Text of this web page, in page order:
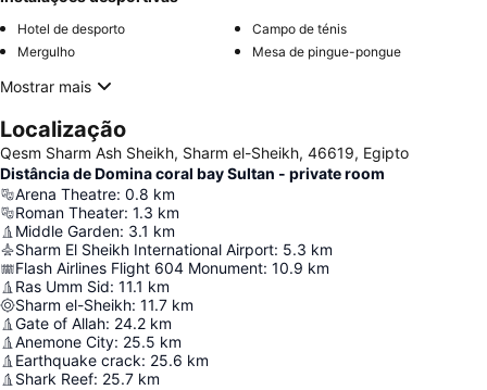
Hotel de desporto
Campo de ténis
Mergulho
Mesa de pingue-pongue
Mostrar mais
Localização
Qesm Sharm Ash Sheikh, Sharm el-Sheikh, 46619, Egipto
Distância de Domina coral bay Sultan - private room
Arena Theatre: 0.8 km
Roman Theater: 1.3 km
Middle Garden: 3.1 km
Sharm El Sheikh International Airport: 5.3 km
Flash Airlines Flight 604 Monument: 10.9 km
Ras Umm Sid: 11.1 km
Sharm el-Sheikh: 11.7 km
Gate of Allah: 24.2 km
Anemone City: 25.5 km
Earthquake crack: 25.6 km
Shark Reef: 25.7 km